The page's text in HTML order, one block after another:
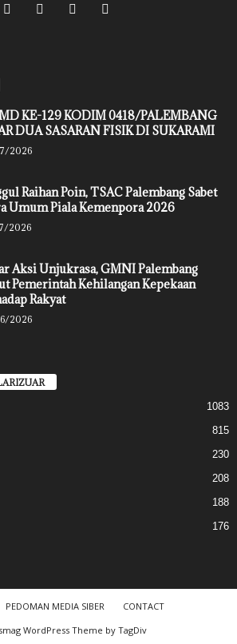
KE-129 KODIM 0418/PALEMBANG
DUA SASARAN FISIK DI SUKARAMI
2026
Raihan Poin, TSAC Palembang Sabet
Umum Piala Kemenpora 2026
2026
Aksi Unjukrasa, GMNI Palembang
Pemerintah Kehilangan Kepekaan
Rakyat
2026
1083
815
230
208
188
176
PEDOMAN MEDIA SIBER
CONTACT
WordPress Theme by TagDiv